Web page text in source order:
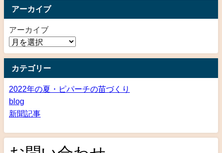
アーカイブ
アーカイブ
カテゴリー
2022年の夏・ピパーチの苗づくり
blog
新聞記事